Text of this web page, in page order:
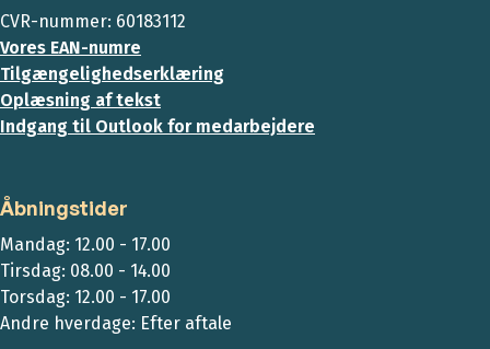
CVR-nummer: 60183112
Vores EAN-numre
Tilgængelighedserklæring
Oplæsning af tekst
Indgang til Outlook for medarbejdere
Åbningstider
Mandag: 12.00 - 17.00
Tirsdag: 08.00 - 14.00
Torsdag: 12.00 - 17.00
Andre hverdage: Efter aftale